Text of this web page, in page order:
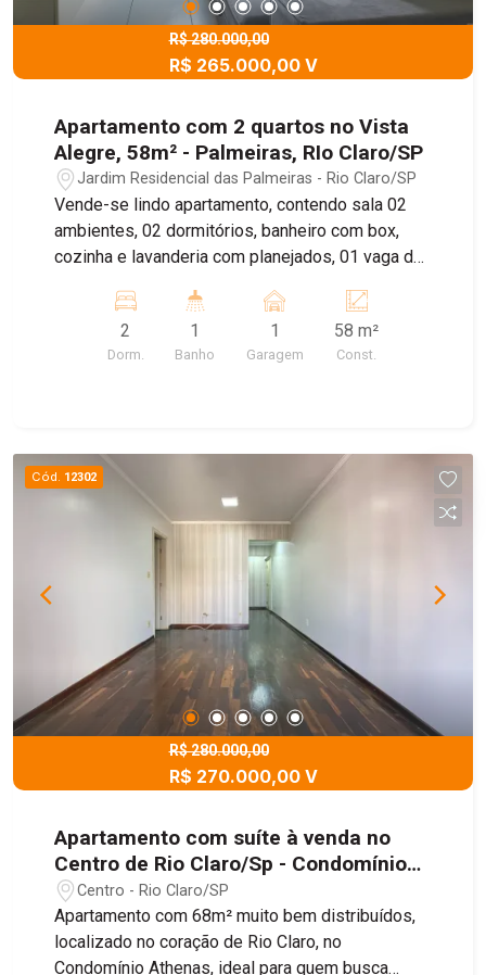
R$ 280.000,00
R$ 265.000,00 V
Apartamento com 2 quartos no Vista
Alegre, 58m² - Palmeiras, RIo Claro/SP
Jardim Residencial das Palmeiras - Rio Claro/SP
Vende-se lindo apartamento, contendo sala 02
ambientes, 02 dormitórios, banheiro com box,
cozinha e lavanderia com planejados, 01 vaga de
2
Dorm.
1
Banho
1
Garagem
58 m²
Const.
Cód. 12302
R$ 280.000,00
R$ 270.000,00 V
Apartamento com suíte à venda no
Centro de Rio Claro/Sp - Condomínio
Athenas
Centro - Rio Claro/SP
Apartamento com 68m² muito bem distribuídos,
localizado no coração de Rio Claro, no
Condomínio Athenas, ideal para quem busca